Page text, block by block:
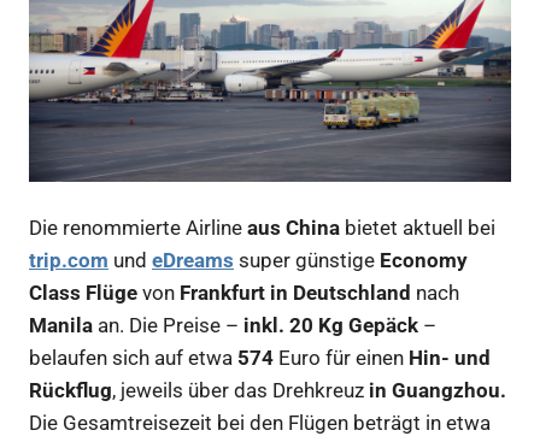
Die renommierte Airline aus China bietet aktuell bei
trip.com und eDreams super günstige Economy
Class Flüge von Frankfurt in Deutschland nach
Manila an. Die Preise – inkl. 20 Kg Gepäck –
belaufen sich auf etwa 574 Euro für einen Hin- und
Rückflug, jeweils über das Drehkreuz in Guangzhou.
Die Gesamtreisezeit bei den Flügen beträgt in etwa